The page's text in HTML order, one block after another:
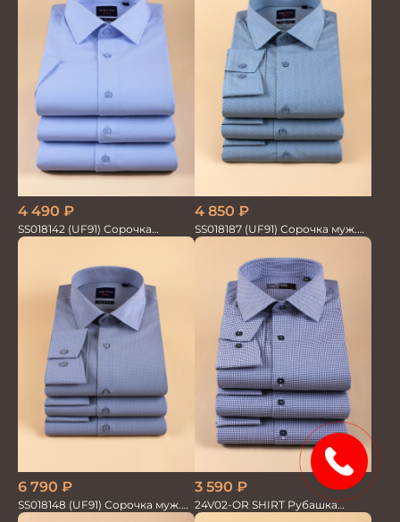
4 490 ₽
SS018142 (UF91) Сорочка
мужская GROSTYLE TRENDY
4 850 ₽
SS018187 (UF91) Сорочка муж.
GROSTYLE TRENDY
6 790 ₽
SS018148 (UF91) Сорочка муж.
дл. рук. GROSTYLE TRENDY
3 590 ₽
24V02-OR SHIRT Рубашка
мужская
15%